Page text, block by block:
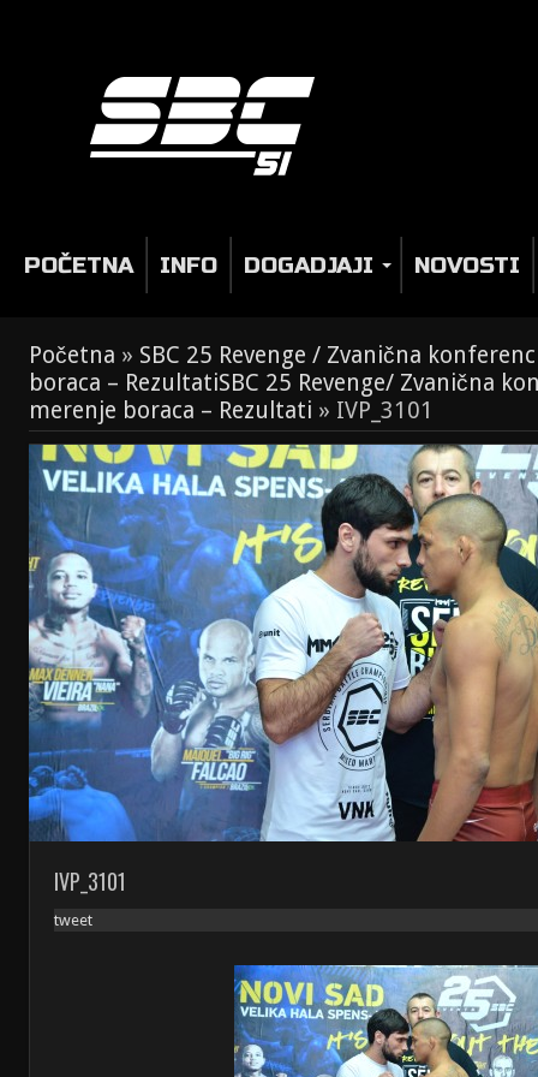
POČETNA INFO DOGADJAJI NOVOSTI
Početna » SBC 25 Revenge / Zvanična
boraca – RezultatiSBC 25 Revenge/ Zvanična
merenje boraca – Rezultati » IVP_3101
IVP_3101
tweet